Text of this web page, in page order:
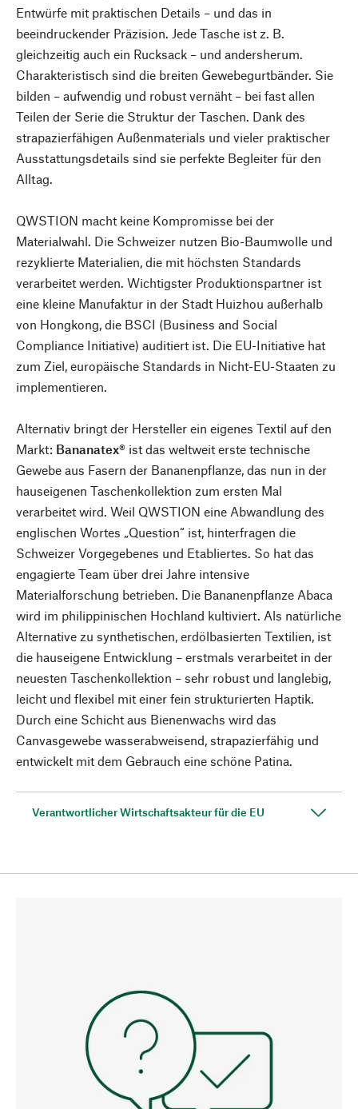
Entwürfe mit praktischen Details – und das in
beeindruckender Präzision. Jede Tasche ist z. B.
gleichzeitig auch ein Rucksack – und andersherum.
Charakteristisch sind die breiten Gewebegurtbänder. Sie
bilden – aufwendig und robust vernäht – bei fast allen
Teilen der Serie die Struktur der Taschen. Dank des
strapazierfähigen Außenmaterials und vieler praktischer
Ausstattungsdetails sind sie perfekte Begleiter für den
Alltag.
QWSTION macht keine Kompromisse bei der
Materialwahl. Die Schweizer nutzen Bio-Baumwolle und
rezyklierte Materialien, die mit höchsten Standards
verarbeitet werden. Wichtigster Produktionspartner ist
eine kleine Manufaktur in der Stadt Huizhou außerhalb
von Hongkong, die BSCI (Business and Social
Compliance Initiative) auditiert ist. Die EU-Initiative hat
zum Ziel, europäische Standards in Nicht-EU-Staaten zu
implementieren.
Alternativ bringt der Hersteller ein eigenes Textil auf den
Markt: Bananatex® ist das weltweit erste technische
Gewebe aus Fasern der Bananenpflanze, das nun in der
hauseigenen Taschenkollektion zum ersten Mal
verarbeitet wird. Weil QWSTION eine Abwandlung des
englischen Wortes „Question“ ist, hinterfragen die
Schweizer Vorgegebenes und Etabliertes. So hat das
engagierte Team über drei Jahre intensive
Materialforschung betrieben. Die Bananenpflanze Abaca
wird im philippinischen Hochland kultiviert. Als natürliche
Alternative zu synthetischen, erdölbasierten Textilien, ist
die hauseigene Entwicklung – erstmals verarbeitet in der
neuesten Taschenkollektion – sehr robust und langlebig,
leicht und flexibel mit einer fein strukturierten Haptik.
Durch eine Schicht aus Bienenwachs wird das
Canvasgewebe wasserabweisend, strapazierfähig und
entwickelt mit dem Gebrauch eine schöne Patina.
Verantwortlicher Wirtschaftsakteur für die EU